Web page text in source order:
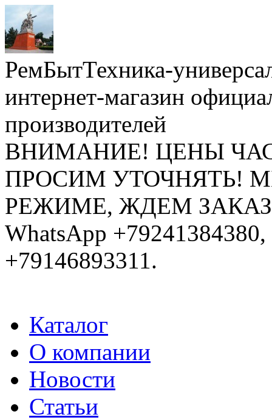
РемБытТехника-
интернет-магазин
производителей
ВНИМАНИЕ! ЦЕНЫ
ПРОСИМ УТОЧНЯТЬ!
РЕЖИМЕ, ЖДЕМ ЗАКАЗЫ:
WhatsApp
+79146893311.
Каталог
О компании
Новости
Статьи